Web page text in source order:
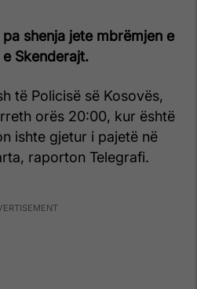
shenja jete mbrëmjen e
Skenderajt.
të Policisë së Kosovës,
orës 20:00, kur është
ishte gjetur i pajetë në
raporton Telegrafi.